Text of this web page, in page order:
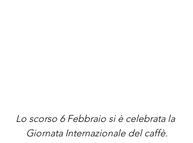
Lo scorso 6 Febbraio si è celebrata la
Giornata Internazionale del caffè.